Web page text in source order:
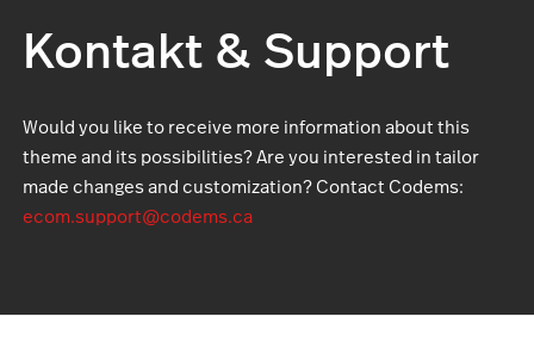
Kontakt & Support
Would you like to receive more information about this
theme and its possibilities? Are you interested in tailor
made changes and customization? Contact Codems:
ecom.support@codems.ca